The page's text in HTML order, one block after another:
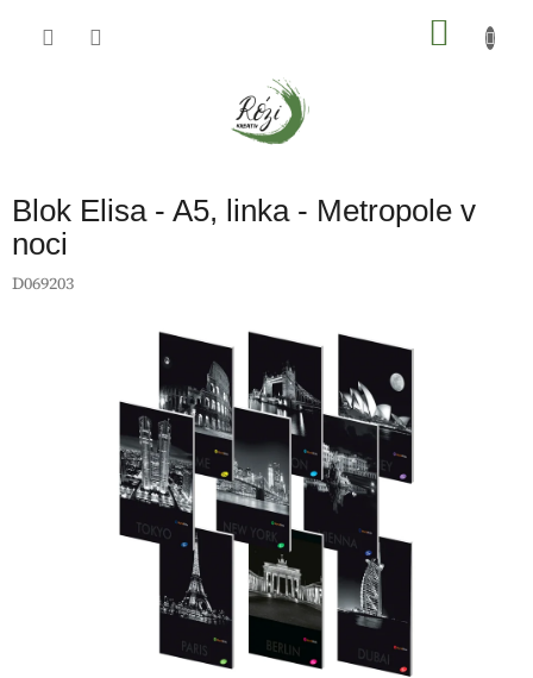
Blok Elisa - A5, linka - Metropole v
noci
D069203